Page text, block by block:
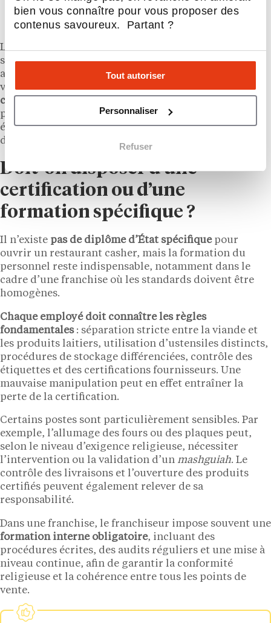
bien vous connaître pour vous proposer des
contenus savoureux. Partant ?
Tout autoriser
Personnaliser
Refuser
Procédures écrites évitant toute
contamination croisée.
Le local doit également répondre aux normes
sanitaires classiques (HACCP, hygiène, sécurité) et
aux exigences religieuses spécifiques (installation
validée par lerabbinat).Dans certains cas, une
cachérisation est nécessaire avant l’ouverture
procédé consiste à rendre casher un ustensile, un
équipement ou une cuisine ayant été en contact avec
des aliments non casher ou mélangés.
Doit-on disposer d’une
certification ou d’une
formation spécifique ?
Il n’existe pas de diplôme d’État spécifiquepour
ouvrir un restaurant casher, mais la formation du
personnel reste indispensable, notamment dans le
cadre d’une franchise où les standards doivent être
homogènes.
Chaque employé doit connaître les règles
fondamentales: séparation stricte entre la viande et
les produits laitiers, utilisation d’ustensiles distincts,
procédures de stockage différenciées, contrôle des
étiquettes et des certifications fournisseurs. Une
mauvaise manipulation peut en effet entraîner la
perte de la certification.
Certains postes sont particulièrement sensibles. Par
exemple, l’allumage des fours ou des plaques peut,
selon le niveau d’exigence religieuse, nécessiter
l’intervention ou la validation d’un mashguiah. Le
contrôle des livraisons et l’ouverture des produits
certifiés peuvent également relever de sa
responsabilité.
Dans une franchise, le franchiseur impose souvent une
formation interne obligatoire, incluant des
procédures écrites, des audits réguliers et une mise à
niveau continue, afin de garantir la conformité
religieuse et la cohérence entre tous les points de
vente.